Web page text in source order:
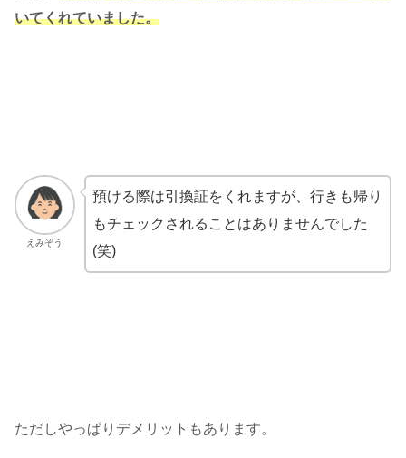
いてくれていました。
えみぞう
預ける際は引換証をくれますが、行きも帰り
もチェックされることはありませんでした
(笑)
ただしやっぱりデメリットもあります。